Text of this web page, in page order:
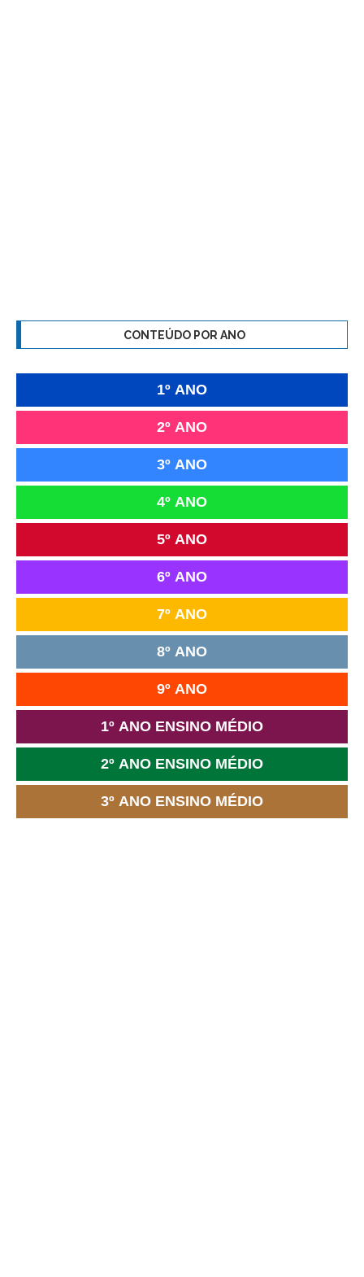
CONTEÚDO POR ANO
1º ANO
2º ANO
3º ANO
4º ANO
5º ANO
6º ANO
7º ANO
8º ANO
9º ANO
1º ANO ENSINO MÉDIO
2º ANO ENSINO MÉDIO
3º ANO ENSINO MÉDIO